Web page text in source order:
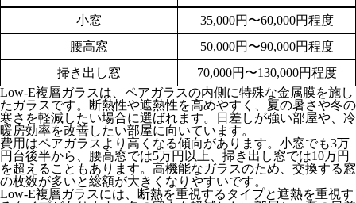
小窓
35,000円〜60,000円程度
腰高窓
50,000円〜90,000円程度
掃き出し窓
70,000円〜130,000円程度
Low-E複層ガラスは、ペアガラスの内側に特殊な金属膜を施し
たガラスです。断熱性や遮熱性を高めやすく、夏の暑さや冬の
寒さを軽減したい場合に選ばれます。日差しが強い部屋や、冷
暖房効率を改善したい部屋に向いています。
費用はペアガラスより高くなる傾向があります。小窓でも3万
円台後半から、腰高窓では5万円以上、掃き出し窓では10万円
を超えることもあります。高機能なガラスのため、交換する窓
の枚数が多いと総額が大きくなりやすいです。
Low-E複層ガラスには、断熱を重視するタイプと遮熱を重視す